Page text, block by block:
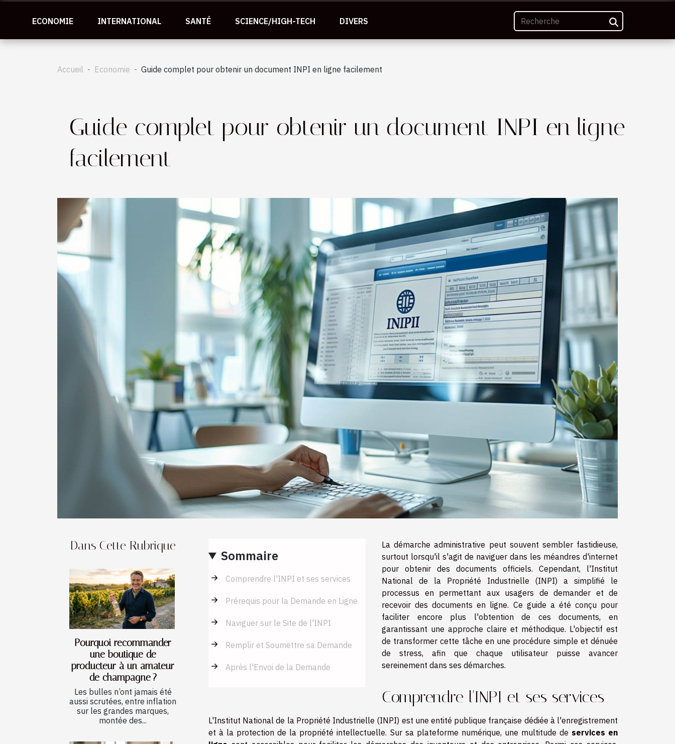
ECONOMIE INTERNATIONAL SANTÉ SCIENCE/HIGH-TECH DIVERS
Accueil Economie Guide complet pour obtenir un document INPI en ligne facilement
Guide complet pour obtenir un document INPI en ligne
facilement
Dans Cette Rubrique
Pourquoi recommander
une boutique de
producteur à un amateur
de champagne ?
Les bulles n’ont jamais été
aussi scrutées, entre inflation
sur les grandes marques,
montée des...
Sommaire
Comprendre l'INPI et ses services
Prérequis pour la Demande en Ligne
Naviguer sur le Site de l'INPI
Remplir et Soumettre sa Demande
Après l'Envoi de la Demande
La démarche administrative peut souvent sembler fastidieuse,
surtout lorsqu'il s'agit de naviguer dans les méandres d'internet
pour obtenir des documents officiels. Cependant, l'Institut
National de la Propriété Industrielle (INPI) a simplifié le
processus en permettant aux usagers de demander et de
recevoir des documents en ligne. Ce guide a été conçu pour
faciliter encore plus l'obtention de ces documents, en
garantissant une approche claire et méthodique. L'objectif est
de transformer cette tâche en une procédure simple et dénuée
de stress, afin que chaque utilisateur puisse avancer
sereinement dans ses démarches.
Comprendre l'INPI et ses services
L'Institut National de la Propriété Industrielle (INPI) est une entité publique française dédiée à l'enregistrement
et à la protection de la propriété intellectuelle. Sur sa plateforme numérique, une multitude de services en